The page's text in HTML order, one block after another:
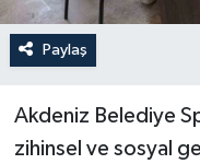
Paylaş
Akdeniz Belediye
zihinsel ve sosyal
Sürmanşet
Yaşam